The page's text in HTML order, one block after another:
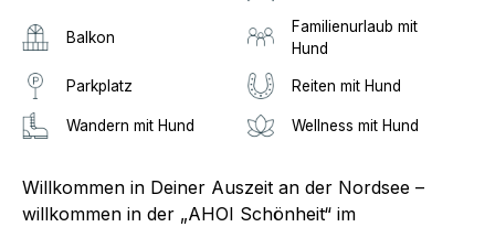
Balkon
Familienurlaub mit
Hund
Parkplatz Reiten mit Hund
Wandern mit Hund Wellness mit Hund
Willkommen in Deiner Auszeit an der Nordsee –
willkommen in der „AHOI Schönheit“ im